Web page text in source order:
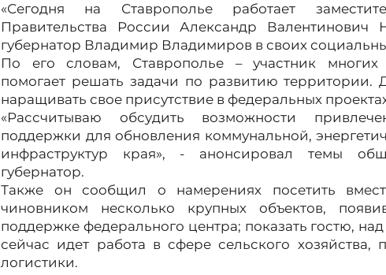
«Сегодня на Ставрополье работает
Правительства России Александр Валентинович
губернатор Владимир Владимиров в своих
По его словам, Ставрополье – участник многих
помогает решать задачи по развитию территории.
наращивать свое присутствие в федеральных
«Рассчитываю обсудить возможности
поддержки для обновления коммунальной,
инфраструктур края», - анонсировал темы
губернатор.
Также он сообщил о намерениях посетить
чиновником несколько крупных объектов,
поддержке федерального центра; показать гостю,
сейчас идет работа в сфере сельского хозяйства,
логистики.